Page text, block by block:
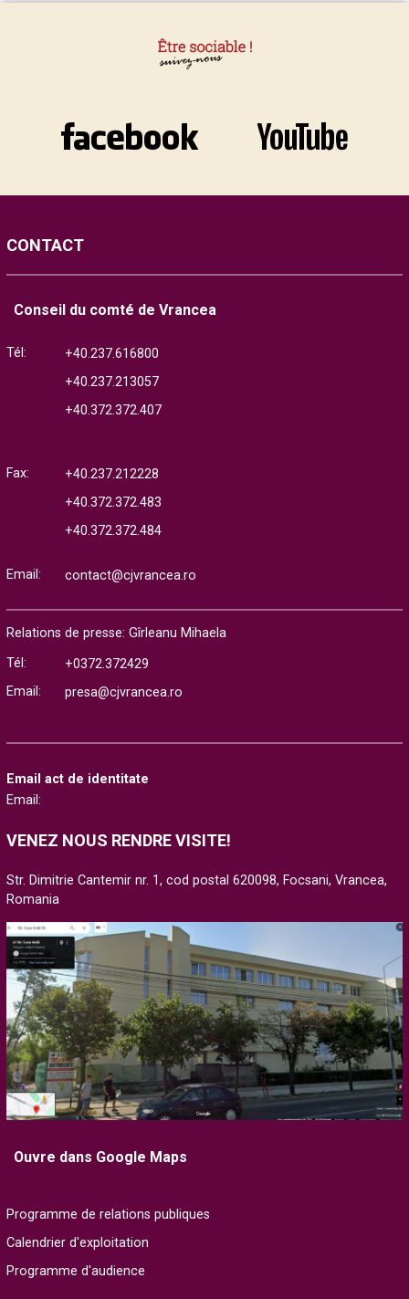
CONTACT
Conseil du comté de Vrancea
Tél:
+40.237.616800
+40.237.213057
+40.372.372.407
Fax:
+40.237.212228
+40.372.372.483
+40.372.372.484
Email: contact@cjvrancea.ro
Relations de presse: Gîrleanu Mihaela
Tél:
+0372.372429
Email:
presa@cjvrancea.ro
Email act de identitate
Email:
VENEZ NOUS RENDRE VISITE!
Str. Dimitrie Cantemir nr. 1, cod postal 620098, Focsani, Vrancea,
Romania
Ouvre dans Google Maps
Programme de relations publiques
Calendrier d'exploitation
Programme d'audience